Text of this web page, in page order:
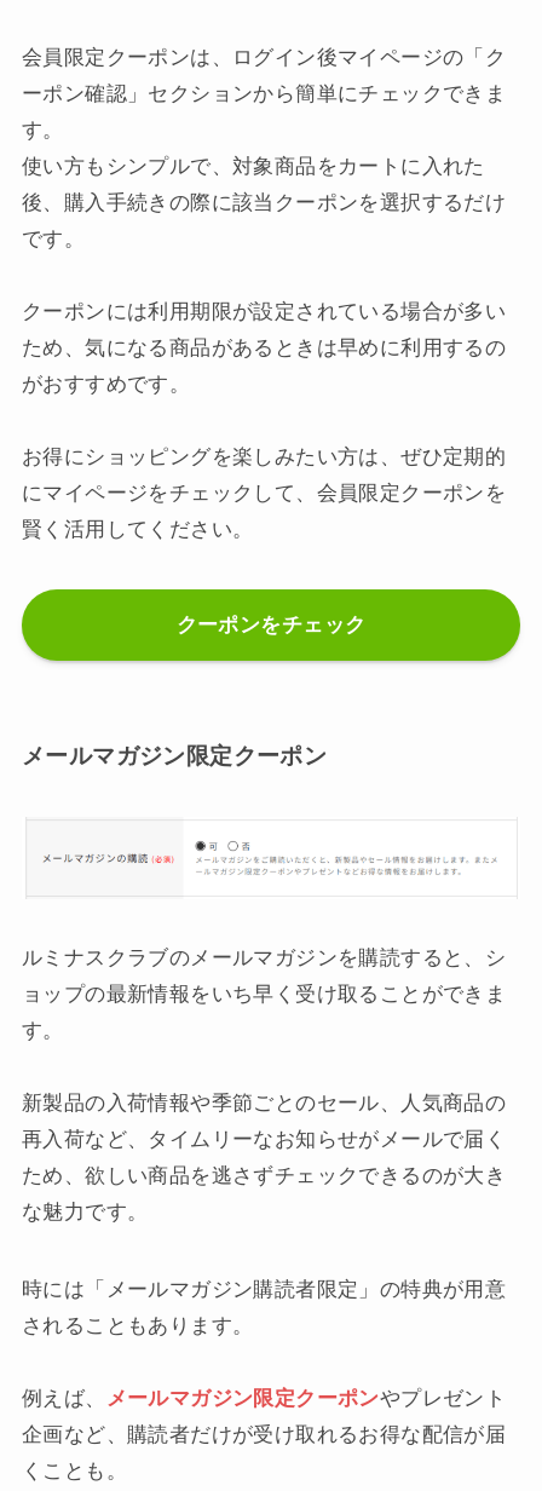
会員限定クーポンは、ログイン後マイページの「ク
ーポン確認」セクションから簡単にチェックできま
す。
使い方もシンプルで、対象商品をカートに入れた
後、購入手続きの際に該当クーポンを選択するだけ
です。
クーポンには利用期限が設定されている場合が多い
ため、気になる商品があるときは早めに利用するの
がおすすめです。
お得にショッピングを楽しみたい方は、ぜひ定期的
にマイページをチェックして、会員限定クーポンを
賢く活用してください。
クーポンをチェック
メールマガジン限定クーポン
ルミナスクラブのメールマガジンを購読すると、シ
ョップの最新情報をいち早く受け取ることができま
す。
新製品の入荷情報や季節ごとのセール、人気商品の
再入荷など、タイムリーなお知らせがメールで届く
ため、欲しい商品を逃さずチェックできるのが大き
な魅力です。
時には「メールマガジン購読者限定」の特典が用意
されることもあります。
例えば、 メールマガジン限定クーポンやプレゼント
企画など、購読者だけが受け取れるお得な配信が届
くことも。